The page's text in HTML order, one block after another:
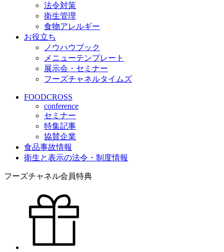
法令対策
衛生管理
食物アレルギー
お役立ち
ノウハウブック
メニューテンプレート
展示会・セミナー
フーズチャネルタイムズ
FOODCROSS
conference
セミナー
特集記事
協賛企業
食品事故情報
衛生と表示の法令・制度情報
フーズチャネル会員特典